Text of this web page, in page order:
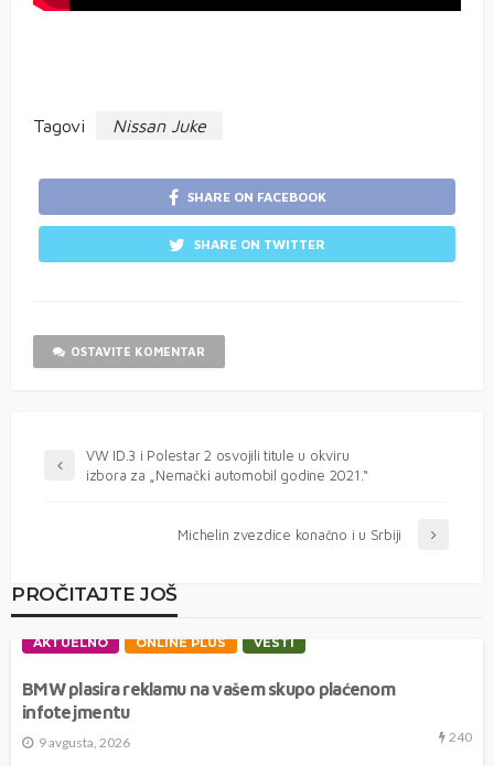
Tagovi Nissan Juke
SHARE ON FACEBOOK
SHARE ON TWITTER
OSTAVITE KOMENTAR
VW ID.3 i Polestar 2 osvojili titule u okviru
izbora za „Nemački automobil godine 2021.“
Michelin zvezdice konačno i u Srbiji
PROČITAJTE JOŠ
AKTUELNO ONLINE PLUS VESTI
BMW plasira reklamu na vašem skupo plaćenom
infotejmentu
9 avgusta, 2026 240